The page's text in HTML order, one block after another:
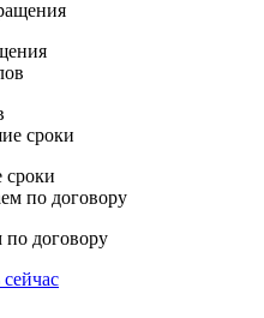
по договору
сейчас